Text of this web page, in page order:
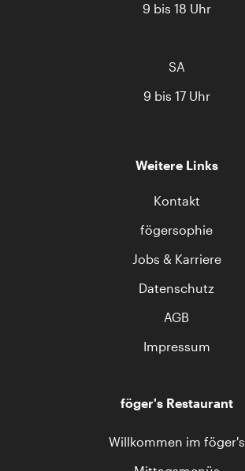
9 bis 18 Uhr
SA
9 bis 17 Uhr
Weitere Links
Kontakt
fögersophie
Jobs & Karriere
Datenschutz
AGB
Impressum
föger's Restaurant
Willkommen im föger's